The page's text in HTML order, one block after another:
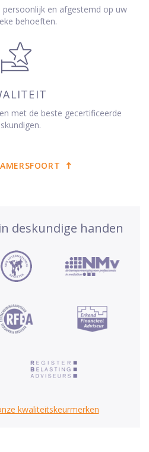
persoonlijk en afgestemd op uw
behoeften.
met de beste gecertificeerde
deskundige handen
kwaliteitskeurmerken